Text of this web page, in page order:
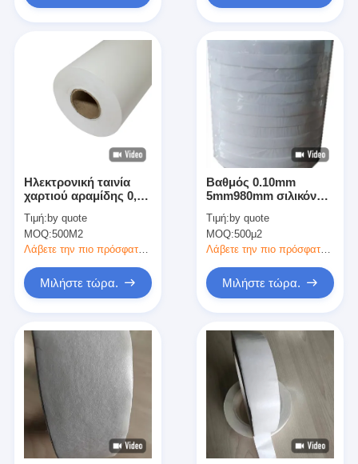
Ηλεκτρονική ταινία
χαρτιού αραμίδης 0,18
ακρυλική κόλλα
Τιμή: by quote
MOQ:500M2
Λάβετε την πιο πρόσφατη τιμή
Μιλήστε τώρα.
Βαθμός 0.10mm
5mm980mm σιλικόνης
εγγράφου Aramid
μόνωσης
Τιμή: by quote
MOQ:500μ2
Μιλήστε τώρα.